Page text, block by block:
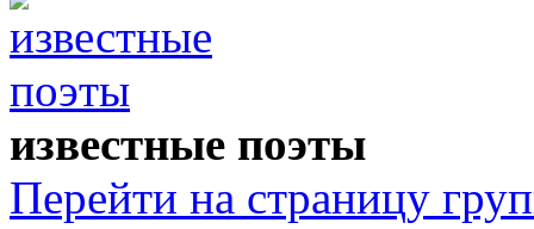
известные поэты
Перейти на страницу